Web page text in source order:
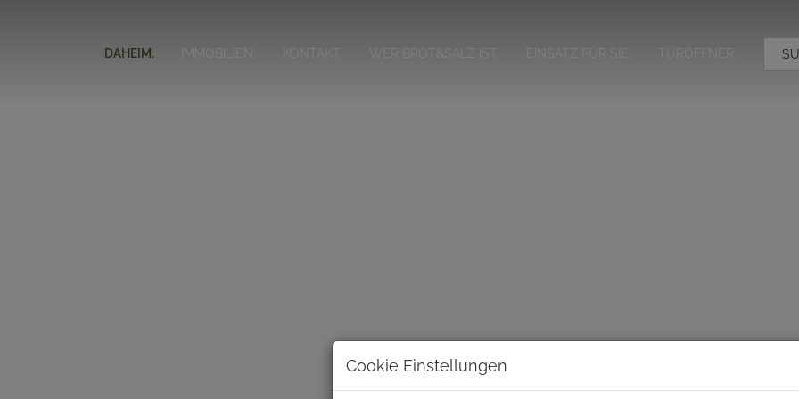
DAHEIM. WER BROT&SALZ IST.
Cookie Einstellungen